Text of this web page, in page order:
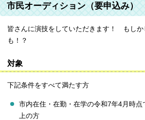
市民オーディション（要申込み）
皆さんに演技をしていただきます！ もしか
も！？
対象
下記条件をすべて満たす方
市内在住・在勤・在学の令和7年4月時点
上の方